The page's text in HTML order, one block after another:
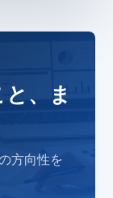
、ま
方向性を